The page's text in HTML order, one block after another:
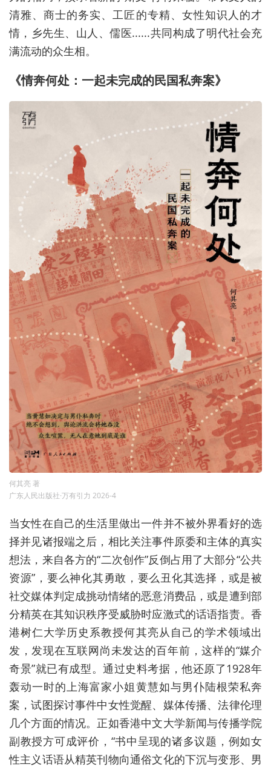
清雅、商士的务实、工匠的专精、女性知识人的才
情，乡先生、山人、儒医......共同构成了明代社会充
满流动的众生相。
《情奔何处：一起未完成的民国私奔案》
何其亮 著
广东人民出版社·万有引力 2026-4
当女性在自己的生活里做出一件并不被外界看好的选
择并见诸报端之后，相比关注事件原委和主体的真实
想法，来自各方的“二次创作”反倒占用了大部分“公共
资源”，要么神化其勇敢，要么丑化其选择，或是被
社交媒体判定成挑动情绪的恶意消费品，或是遭到部
分精英在其知识秩序受威胁时应激式的话语指责。香
港树仁大学历史系教授何其亮从自己的学术领域出
发，发现在互联网尚未发达的百年前，这样的“媒介
奇景”就已有成型。通过史料考据，他还原了1928年
轰动一时的上海富家小姐黄慧如与男仆陆根荣私奔
案，试图探讨事件中女性觉醒、媒体传播、法律伦理
几个方面的情况。正如香港中文大学新闻与传播学院
副教授方可成评价，“书中呈现的诸多议题，例如女
性主义话语从精英刊物向通俗文化的下沉与变形、男